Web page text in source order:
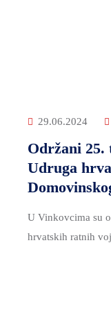
29.06.2024
Održani
Udruga
U Vinkovcima su
hrvatskih ratnih